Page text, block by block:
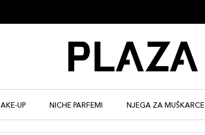
UP NICHE PARFEMI NJEGA ZA MUŠKARCE